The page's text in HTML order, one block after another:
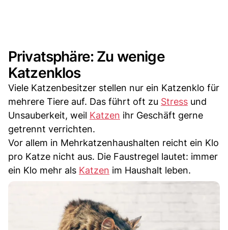
Privatsphäre: Zu wenige
Katzenklos
Viele Katzenbesitzer stellen nur ein Katzenklo für
mehrere Tiere auf. Das führt oft zu Stress und
Unsauberkeit, weil Katzen ihr Geschäft gerne
getrennt verrichten.
Vor allem in Mehrkatzenhaushalten reicht ein Klo
pro Katze nicht aus. Die Faustregel lautet: immer
ein Klo mehr als Katzen im Haushalt leben.